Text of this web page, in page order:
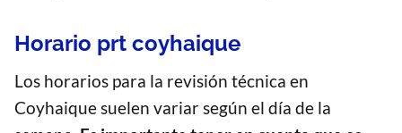
Horario prt coyhaique
Los horarios para la revisión técnica en
Coyhaique suelen variar según el día de la